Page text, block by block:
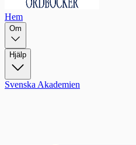
Hem
Om
Hjälp
Svenska Akademien